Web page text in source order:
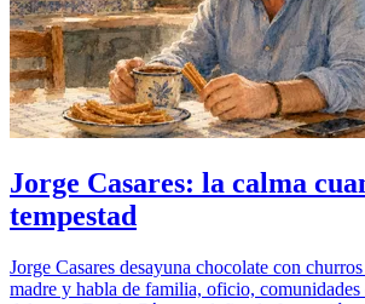
Jorge Casares: la calma
tempestad
Jorge Casares desayuna chocolate con
madre y habla de familia, oficio,